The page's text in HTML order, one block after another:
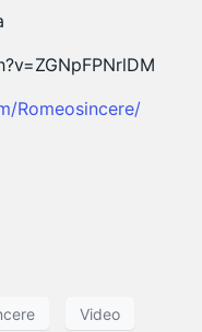
Romeosincere/
Video